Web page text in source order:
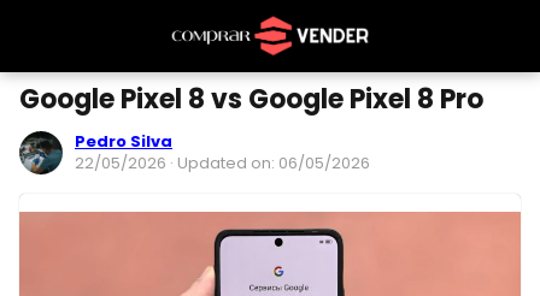
Google Pixel 8 vs Google Pixel 8 Pro
Pedro Silva
22/05/2026 · Updated on: 06/05/2026